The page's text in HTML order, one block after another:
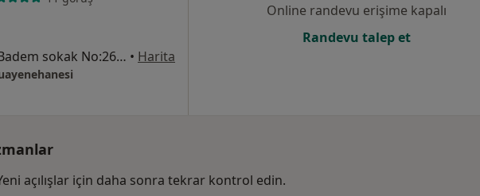
Konak Mahallesi 1. Badem sokak No:26 Lotus Plaza B Blok Kat:6 No:78 Nilüfer / Bursa, Bursa • Harita
Online randevu erişime kapalı
Randevu talep et
açılışlar için daha sonra tekrar kontrol edin.